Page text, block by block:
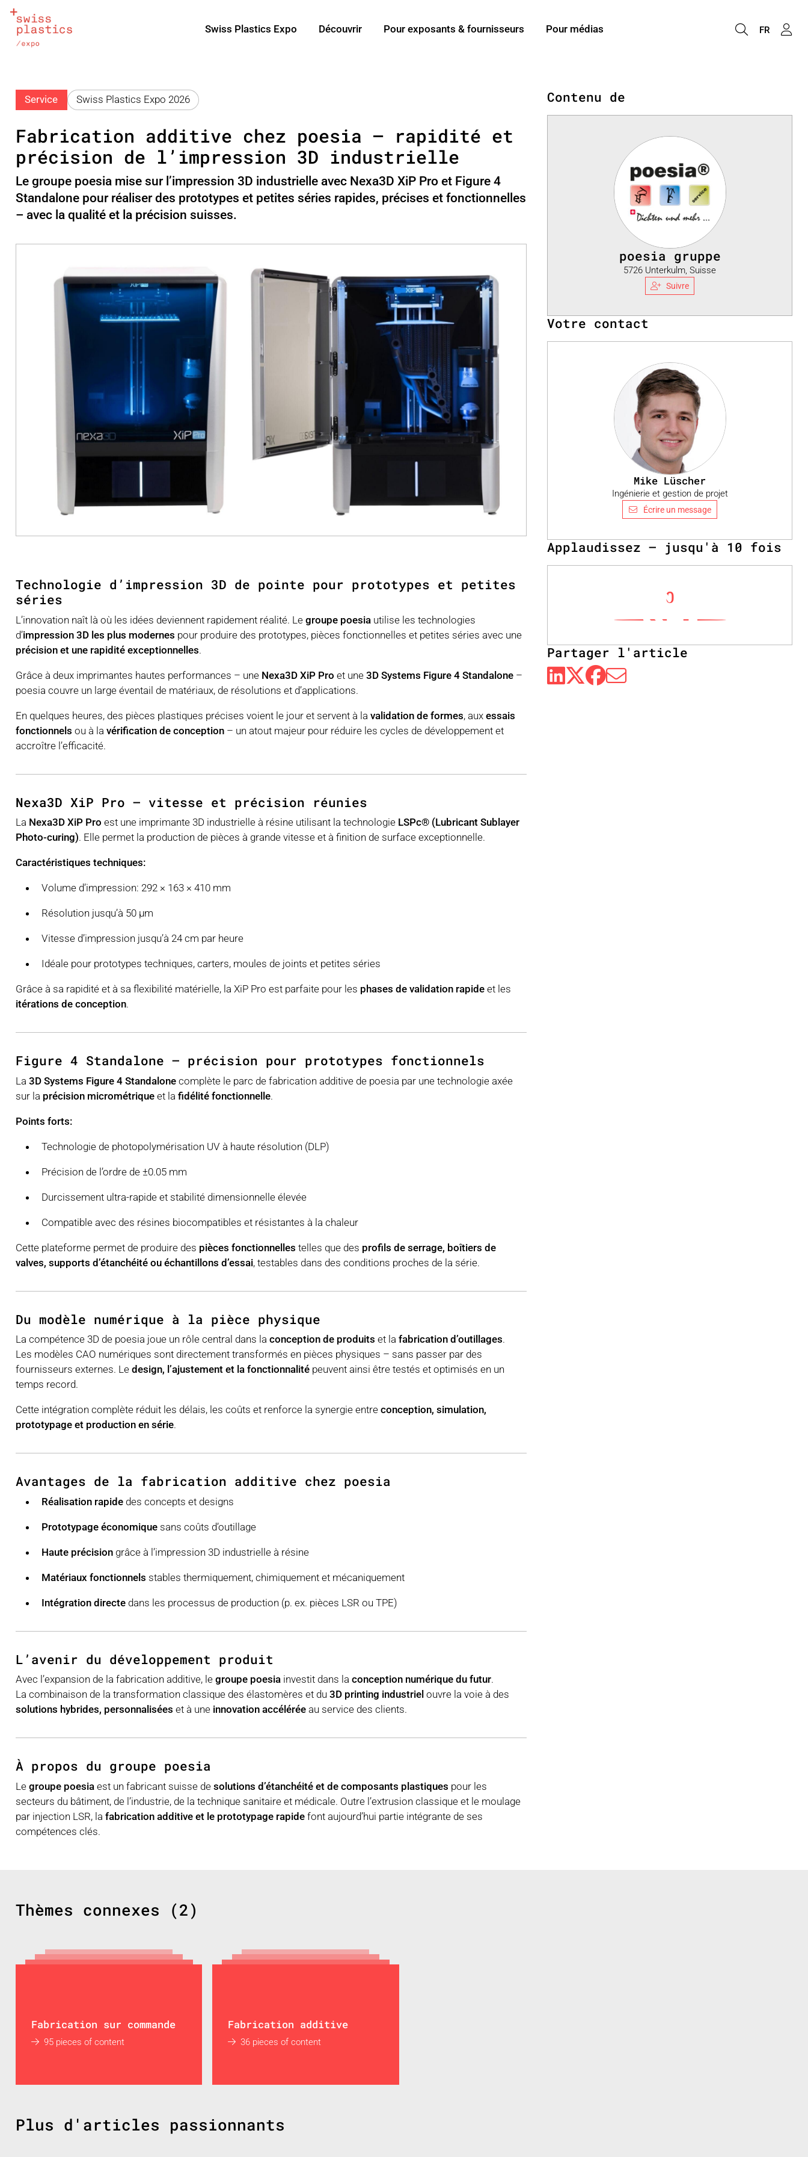
Swiss Plastics Expo Découvrir Pour exposants & fournisseurs Pour médias FR
Service Swiss Plastics Expo 2026
Fabrication additive chez poesia – rapidité et
précision de l’impression 3D industrielle
Le groupe poesia mise sur l’impression 3D industrielle avec Nexa3D XiP Pro et Figure 4
Standalone pour réaliser des prototypes et petites séries rapides, précises et fonctionnelles
– avec la qualité et la précision suisses.
Technologie d’impression 3D de pointe pour prototypes et petites
séries
L’innovation naît là où les idées deviennent rapidement réalité. Le groupe poesia utilise les technologies
d’impression 3D les plus modernes pour produire des prototypes, pièces fonctionnelles et petites séries avec une
précision et une rapidité exceptionnelles.
Grâce à deux imprimantes hautes performances – une Nexa3D XiP Pro et une 3D Systems Figure 4 Standalone –
poesia couvre un large éventail de matériaux, de résolutions et d’applications.
En quelques heures, des pièces plastiques précises voient le jour et servent à la validation de formes, aux essais
fonctionnels ou à la vérification de conception – un atout majeur pour réduire les cycles de développement et
accroître l’efficacité.
Nexa3D XiP Pro – vitesse et précision réunies
La Nexa3D XiP Pro est une imprimante 3D industrielle à résine utilisant la technologie LSPc® (Lubricant Sublayer
Photo-curing). Elle permet la production de pièces à grande vitesse et à finition de surface exceptionnelle.
Caractéristiques techniques:
Volume d’impression: 292 × 163 × 410 mm
Résolution jusqu’à 50 µm
Vitesse d’impression jusqu’à 24 cm par heure
Idéale pour prototypes techniques, carters, moules de joints et petites séries
Grâce à sa rapidité et à sa flexibilité matérielle, la XiP Pro est parfaite pour les phases de validation rapide et les
itérations de conception.
Figure 4 Standalone – précision pour prototypes fonctionnels
La 3D Systems Figure 4 Standalone complète le parc de fabrication additive de poesia par une technologie axée
sur la précision micrométrique et la fidélité fonctionnelle.
Points forts:
Technologie de photopolymérisation UV à haute résolution (DLP)
Précision de l’ordre de ±0.05 mm
Durcissement ultra-rapide et stabilité dimensionnelle élevée
Compatible avec des résines biocompatibles et résistantes à la chaleur
Cette plateforme permet de produire des pièces fonctionnelles telles que des profils de serrage, boîtiers de
valves, supports d’étanchéité ou échantillons d’essai, testables dans des conditions proches de la série.
Du modèle numérique à la pièce physique
La compétence 3D de poesia joue un rôle central dans la conception de produits et la fabrication d’outillages.
Les modèles CAO numériques sont directement transformés en pièces physiques – sans passer par des
fournisseurs externes. Le design, l’ajustement et la fonctionnalité peuvent ainsi être testés et optimisés en un
temps record.
Cette intégration complète réduit les délais, les coûts et renforce la synergie entre conception, simulation,
prototypage et production en série.
Avantages de la fabrication additive chez poesia
Réalisation rapidedes concepts et designs
Prototypage économiquesans coûts d’outillage
Haute précisiongrâce à l’impression 3D industrielle à résine
Matériaux fonctionnels stables thermiquement, chimiquement et mécaniquement
Intégration directedans les processus de production (p. ex. pièces LSR ou TPE)
L’avenir du développement produit
Avec l’expansion de la fabrication additive, le groupe poesia investit dans la conception numérique du futur.
La combinaison de la transformation classique des élastomères et du 3D printing industriel ouvre la voie à des
solutions hybrides, personnalisées et à une innovation accélérée au service des clients.
À propos du groupe poesia
Le groupe poesia est un fabricant suisse de solutions d’étanchéité et de composants plastiques pour les
secteurs du bâtiment, de l’industrie, de la technique sanitaire et médicale. Outre l’extrusion classique et le moulage
par injection LSR, la fabrication additive et le prototypage rapide font aujourd’hui partie intégrante de ses
compétences clés.
Contenu de
poesia gruppe
5726 Unterkulm, Suisse
Suivre
Votre contact
Mike Lüscher
Ingénierie et gestion de projet
Écrire un message
Applaudissez – jusqu'à 10 fois
0
Partager l'article
Thèmes connexes (2)
Fabrication sur commande
95 pieces of content
Fabrication additive
36 pieces of content
Plus d'articles passionnants